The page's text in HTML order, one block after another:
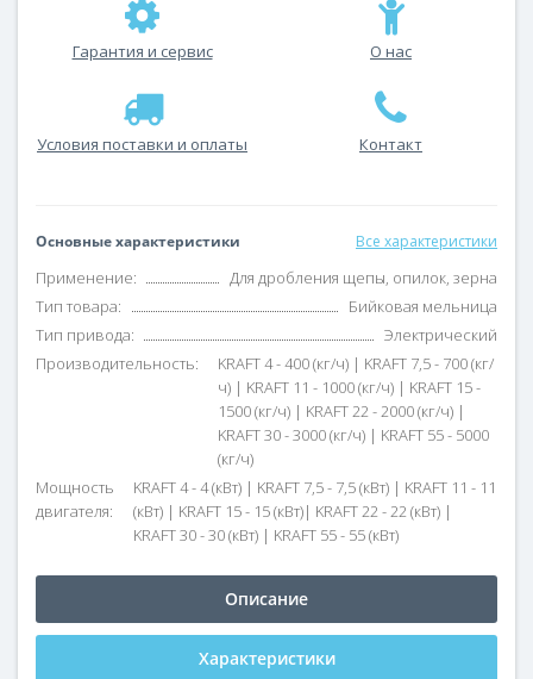
Гарантия и сервис О нас
Условия поставки и оплаты Контакт
Основные характеристики Все характеристики
Применение:
Для дробления щепы, опилок, зерна
Тип товара:
Бийковая мельница
Тип привода:
Электрический
Производительность:
KRAFT 4 - 400 (кг/ч) | KRAFT 7,5 - 700 (кг/
ч) | KRAFT 11 - 1000 (кг/ч) | KRAFT 15 -
1500 (кг/ч) | KRAFT 22 - 2000 (кг/ч) |
KRAFT 30 - 3000 (кг/ч) | KRAFT 55 - 5000
(кг/ч)
Мощность
двигателя:
KRAFT 4 - 4 (кВт) | KRAFT 7,5 - 7,5 (кВт) | KRAFT 11 - 11
(кВт) | KRAFT 15 - 15 (кВт)| KRAFT 22 - 22 (кВт) |
KRAFT 30 - 30 (кВт) | KRAFT 55 - 55 (кВт)
Описание
Характеристики